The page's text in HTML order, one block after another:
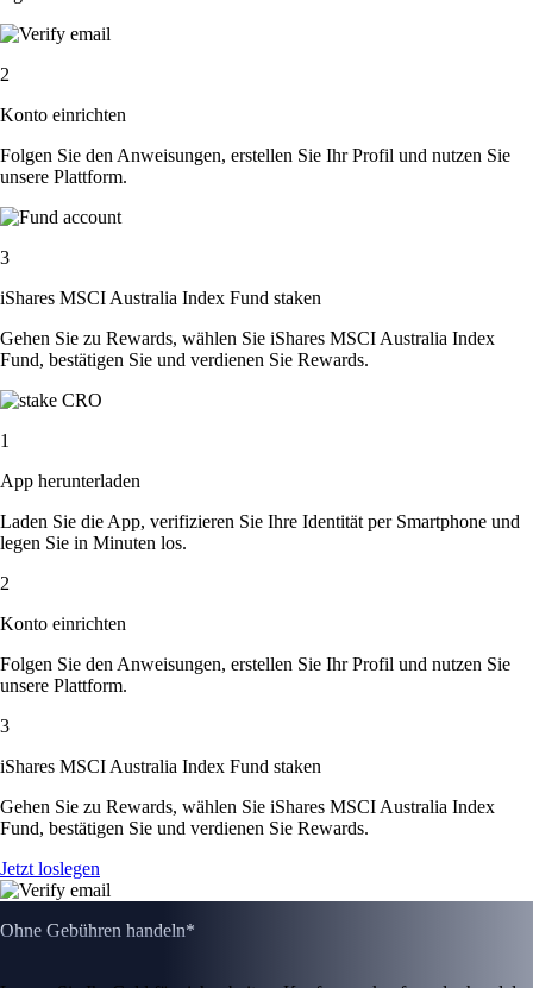
2
Konto einrichten
Folgen Sie den Anweisungen, erstellen Sie Ihr Profil und nutzen Sie
unsere Plattform.
3
iShares MSCI Australia Index Fund staken
Gehen Sie zu Rewards, wählen Sie iShares MSCI Australia Index
Fund, bestätigen Sie und verdienen Sie Rewards.
1
App herunterladen
Laden Sie die App, verifizieren Sie Ihre Identität per Smartphone und
legen Sie in Minuten los.
2
Konto einrichten
Folgen Sie den Anweisungen, erstellen Sie Ihr Profil und nutzen Sie
unsere Plattform.
3
iShares MSCI Australia Index Fund staken
Gehen Sie zu Rewards, wählen Sie iShares MSCI Australia Index
Fund, bestätigen Sie und verdienen Sie Rewards.
Jetzt loslegen
Ohne Gebühren handeln*